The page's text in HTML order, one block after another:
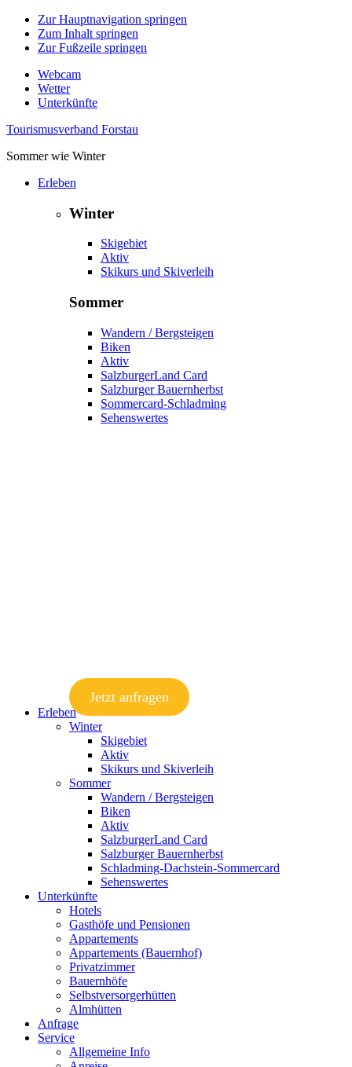
Zur Hauptnavigation springen
Zum Inhalt springen
Zur Fußzeile springen
Webcam
Wetter
Unterkünfte
Tourismusverband Forstau
Sommer wie Winter
Erleben
Winter
Skigebiet
Aktiv
Skikurs und Skiverleih
Sommer
Wandern / Bergsteigen
Biken
Aktiv
SalzburgerLand Card
Salzburger Bauernherbst
Sommercard-Schladming
Sehenswertes
Jetzt anfragen
Erleben
Winter
Skigebiet
Aktiv
Skikurs und Skiverleih
Sommer
Wandern / Bergsteigen
Biken
Aktiv
SalzburgerLand Card
Salzburger Bauernherbst
Schladming-Dachstein-Sommercard
Sehenswertes
Unterkünfte
Hotels
Gasthöfe und Pensionen
Appartements
Appartements (Bauernhof)
Privatzimmer
Bauernhöfe
Selbstversorgerhütten
Almhütten
Anfrage
Service
Allgemeine Info